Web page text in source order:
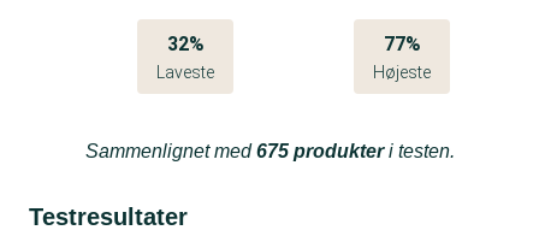
32%
Laveste
77%
Højeste
Sammenlignet med675 produkteri testen.
Testresultater